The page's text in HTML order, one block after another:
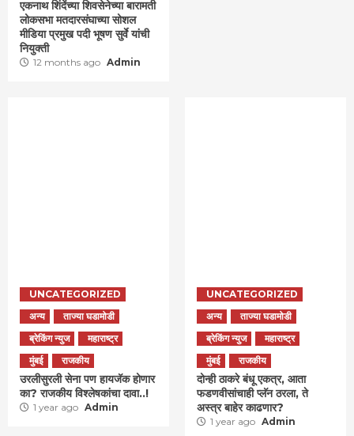
एकनाथ शिंदेंच्या शिवसेनेच्या बारामती
लोकसभा मतदारसंघाच्या सोशल
मीडिया प्रमुख पदी भूषण सुर्वे यांची
नियुक्ती
12 months ago Admin
UNCATEGORIZED
अन्य
ताज्या घडामोडी
ब्रेकिंग न्युज
महाराष्ट्र
मुंबई
राजकीय
उरलीसुरली सेना पण हायजॅक होणार
का? राजकीय विश्लेषकांचा दावा..!
1 year ago Admin
UNCATEGORIZED
अन्य
ताज्या घडामोडी
ब्रेकिंग न्युज
महाराष्ट्र
मुंबई
राजकीय
दोन्ही ठाकरे बंधू एकत्र, आता
फडणवीसांचाही प्लॅन ठरला, ते
अस्त्र बाहेर काढणार?
1 year ago Admin